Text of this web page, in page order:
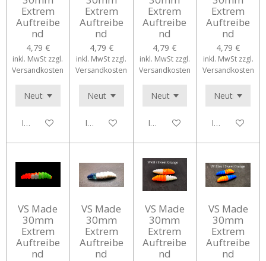
Extrem
Auftreibe
nd
4,79 €
inkl. MwSt zzgl.
Versandkosten
In den Warenkorb
Extrem
Auftreibe
nd
4,79 €
inkl. MwSt zzgl.
Versandkosten
In den Warenkorb
Extrem
Auftreibe
nd
4,79 €
inkl. MwSt zzgl.
Versandkosten
In den Warenkorb
Extrem
Auftreibe
nd
4,79 €
inkl. MwSt zzgl.
Versandkosten
In den
VS Made
30mm
Extrem
Auftreibe
nd
VS Made
30mm
Extrem
Auftreibe
nd
VS Made
30mm
Extrem
Auftreibe
nd
VS Made
30mm
Extrem
Auftreibe
nd